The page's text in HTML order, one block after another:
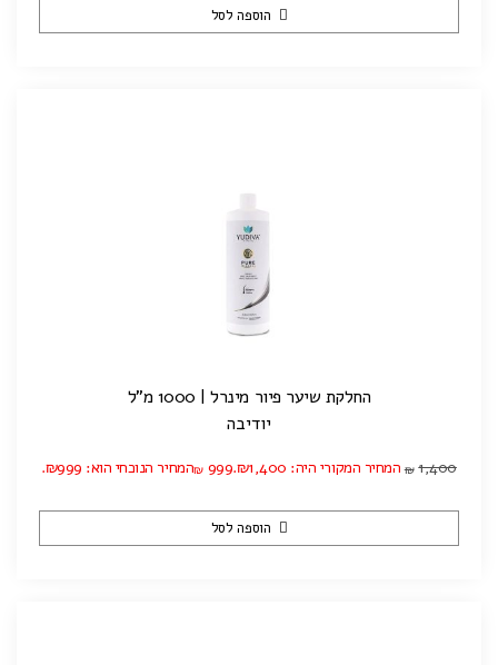
הוספה לסל
החלקת שיער פיור מינרל | 1000 מ”ל
יודיבה
₪ 1,400 המחיר המקורי היה: ₪1,400. ₪ 999 המחיר הנוכחי הוא: ₪999.
הוספה לסל